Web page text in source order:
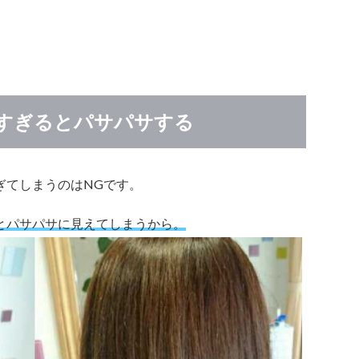
ぎるとパサパサする
しまうのはNGです。
サパサに見えてしまうから。